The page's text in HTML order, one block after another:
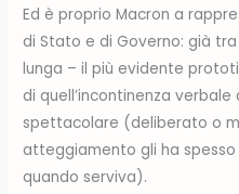
Ed è proprio Macron a
di Stato e di Governo: già
lunga – il più evidente
di quell’incontinenza
spettacolare (deliberato o
atteggiamento gli ha
quando serviva).